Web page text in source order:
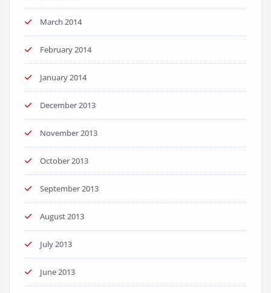
March 2014
February 2014
January 2014
December 2013
November 2013
October 2013
September 2013
August 2013
July 2013
June 2013